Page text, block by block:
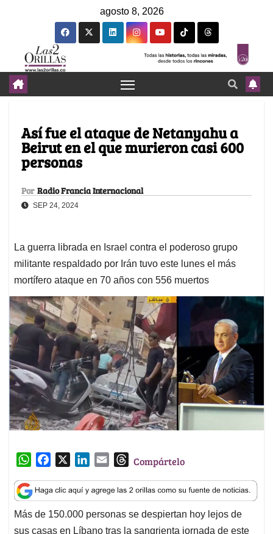
agosto 8, 2026
Así fue el ataque de Netanyahu a
Beirut en el que murieron casi 600
personas
Por Radio Francia Internacional
SEP 24, 2024
La guerra librada en Israel contra el poderoso grupo
militante respaldado por Irán tuvo este lunes el más
mortífero ataque en 70 años con 556 muertos
W
a
t
s
c
e
b
n
k
e
a
i
l
T
r
e
a
Compártelo
Más de 150.000 personas se despiertan hoy lejos de
sus casas en Líbano tras la sangrienta jornada de este